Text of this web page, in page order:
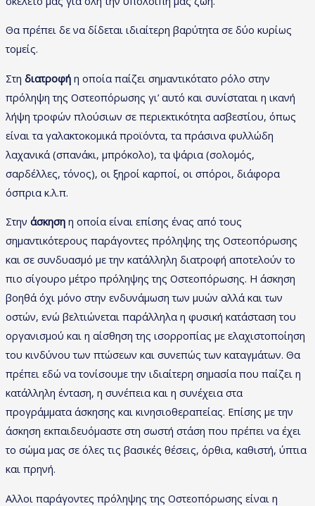
Θα πρέπει δε να δίδεται ιδιαίτερη βαρύτητα σε δύο κυρίως
τομείς.
Στη διατροφή η οποία παίζει σημαντικότατο ρόλο στην
πρόληψη της Οστεοπόρωσης γι’ αυτό και συνίσταται η ικανή
λήψη τροφών πλούσιων σε περιεκτικότητα ασβεστίου, όπως
είναι τα γαλακτοκομικά προϊόντα, τα πράσινα φυλλώδη
λαχανικά (σπανάκι, μπρόκολο), τα ψάρια (σολομός,
σαρδέλλες, τόνος), οι ξηροί καρποί, οι σπόροι, διάφορα
όσπρια κ.λ.π.
Στην άσκηση η οποία είναι επίσης ένας από τους
σημαντικότερους παράγοντες πρόληψης της Οστεοπόρωσης
και σε συνδυασμό με την κατάλληλη διατροφή αποτελούν το
πιο σίγουρο μέτρο πρόληψης της Οστεοπόρωσης. Η άσκηση
βοηθά όχι μόνο στην ενδυνάμωση των μυών αλλά και των
οστών, ενώ βελτιώνεται παράλληλα η φυσική κατάσταση του
οργανισμού και η αίσθηση της ισορροπίας με ελαχιστοποίηση
του κινδύνου των πτώσεων και συνεπώς των καταγμάτων. Θα
πρέπει εδώ να τονίσουμε την ιδιαίτερη σημασία που παίζει η
κατάλληλη ένταση, η συνέπεια και η συνέχεια στα
προγράμματα άσκησης και κινησιοθεραπείας. Επίσης με την
άσκηση εκπαιδευόμαστε στη σωστή στάση που πρέπει να έχει
το σώμα μας σε όλες τις βασικές θέσεις, όρθια, καθιστή, ύπτια
και πρηνή.
Αλλοι παράγοντες πρόληψης της Οστεοπόρωσης είναι η